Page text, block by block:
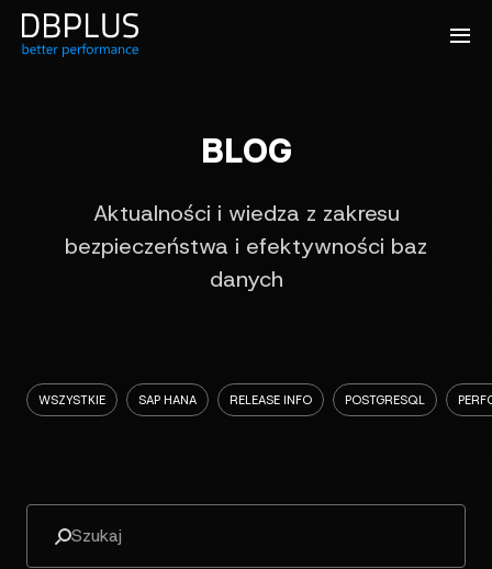
BLOG
Aktualności i wiedza z zakresu
bezpieczeństwa i efektywności baz
danych
WSZYSTKIE SAP HANA RELEASE INFO POSTGRESQL